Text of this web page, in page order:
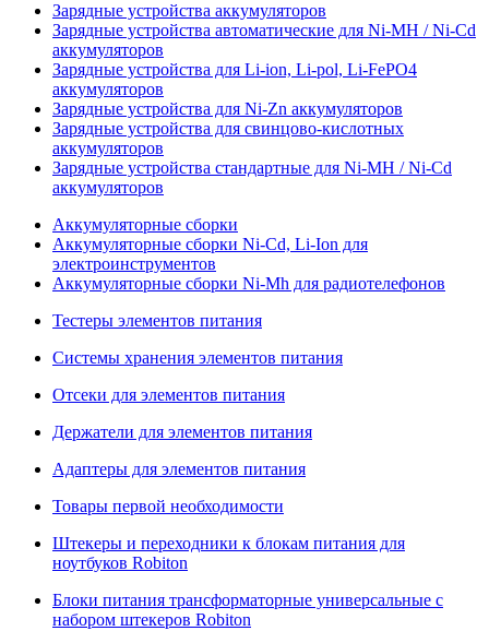
Зарядные устройства аккумуляторов
Зарядные устройства автоматические для Ni-MH / Ni-Cd
аккумуляторов
Зарядные устройства для Li-ion, Li-pol, Li-FePO4
аккумуляторов
Зарядные устройства для Ni-Zn аккумуляторов
Зарядные устройства для свинцово-кислотных
аккумуляторов
Зарядные устройства стандартные для Ni-MH / Ni-Cd
аккумуляторов
Аккумуляторные сборки
Аккумуляторные сборки Ni-Cd, Li-Ion для
электроинструментов
Аккумуляторные сборки Ni-Mh для радиотелефонов
Тестеры элементов питания
Системы хранения элементов питания
Отсеки для элементов питания
Держатели для элементов питания
Адаптеры для элементов питания
Товары первой необходимости
Штекеры и переходники к блокам питания для
ноутбуков Robiton
Блоки питания трансформаторные универсальные с
набором штекеров Robiton